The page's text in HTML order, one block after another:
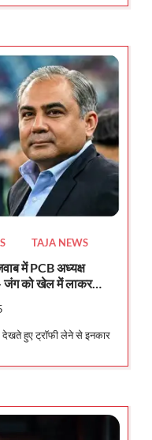
TAJA NEWS
में PCB अध्यक्ष
जंग को खेल में लाकर…
देखते हुए ट्रॉफी लेने से इनकार